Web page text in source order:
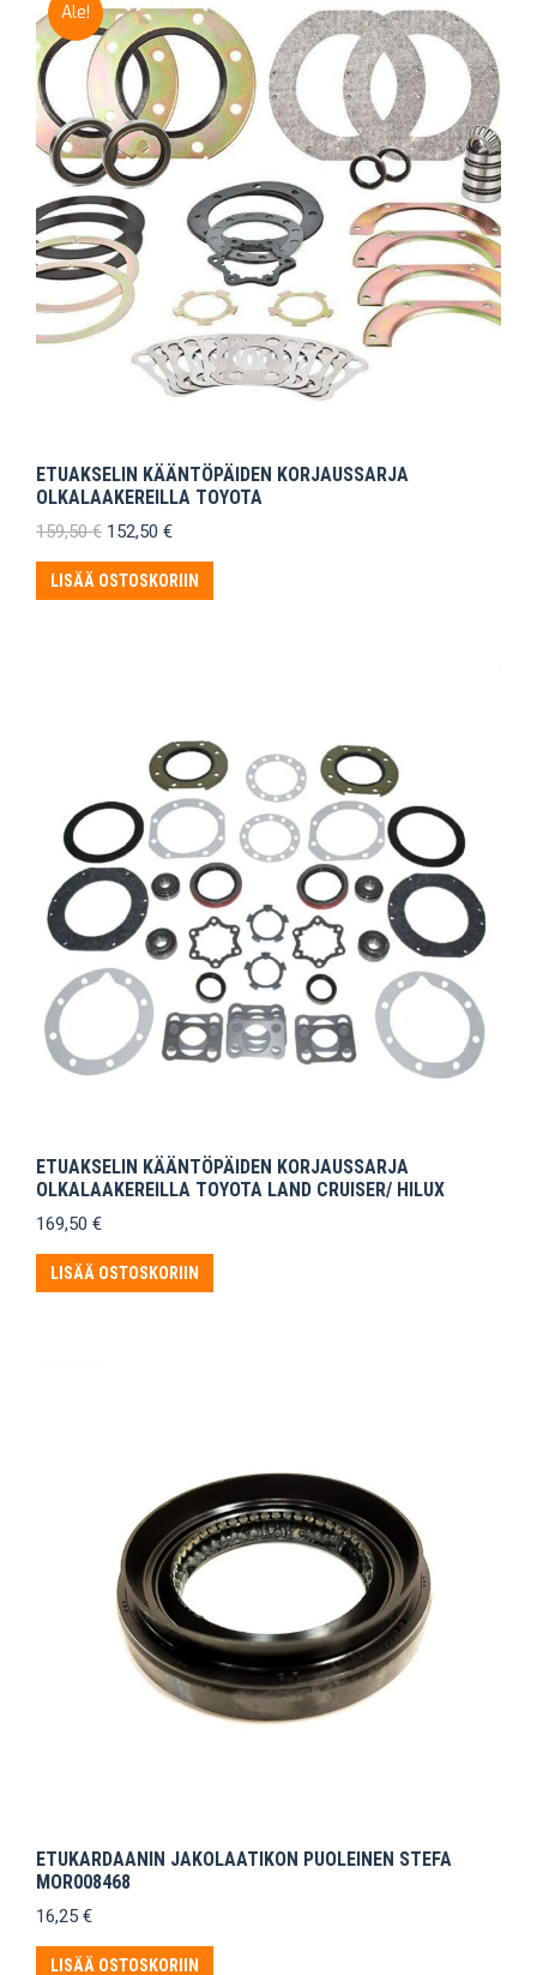
Ale!
ETUAKSELIN KÄÄNTÖPÄIDEN KORJAUSSARJA
OLKALAAKEREILLA TOYOTA
159,50€ Alkuperäinen
oli:
159,50 €.
152,50 €Nykyinen
on:
152,50 €.
LISÄÄ OSTOSKORIIN
ETUAKSELIN KÄÄNTÖPÄIDEN KORJAUSSARJA
OLKALAAKEREILLA TOYOTA LAND CRUISER/ HILUX
169,50 €
LISÄÄ OSTOSKORIIN
ETUKARDAANIN JAKOLAATIKON PUOLEINEN STEFA
MOR008468
16,25 €
LISÄÄ OSTOSKORIIN